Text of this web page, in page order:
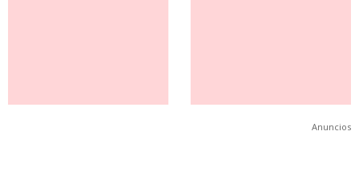
Anuncios